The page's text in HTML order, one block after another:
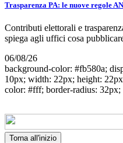
Trasparenza PA: le nuove regole
Contributi elettorali e
spiega agli uffici cosa
06/08/26
background-color: #fb580a;
10px; width: 22px; height:
color: #fff; border-radius: 32px;
Torna all'inizio